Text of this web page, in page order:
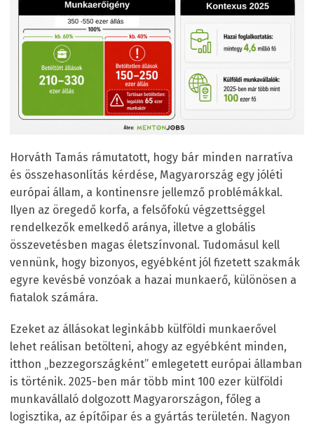
Horváth Tamás rámutatott, hogy bár minden narratíva
és összehasonlítás kérdése, Magyarország egy jóléti
európai állam, a kontinensre jellemző problémákkal.
Ilyen az öregedő korfa, a felsőfokú végzettséggel
rendelkezők emelkedő aránya, illetve a globális
összevetésben magas életszínvonal. Tudomásul kell
vennünk, hogy bizonyos, egyébként jól fizetett szakmák
egyre kevésbé vonzóak a hazai munkaerő, különösen a
fiatalok számára.
Ezeket az állásokat leginkább külföldi munkaerővel
lehet reálisan betölteni, ahogy az egyébként minden,
itthon „bezzegországként” emlegetett európai államban
is történik. 2025-ben már több mint 100 ezer külföldi
munkavállaló dolgozott Magyarországon, főleg a
logisztika, az építőipar és a gyártás területén. Nagyon